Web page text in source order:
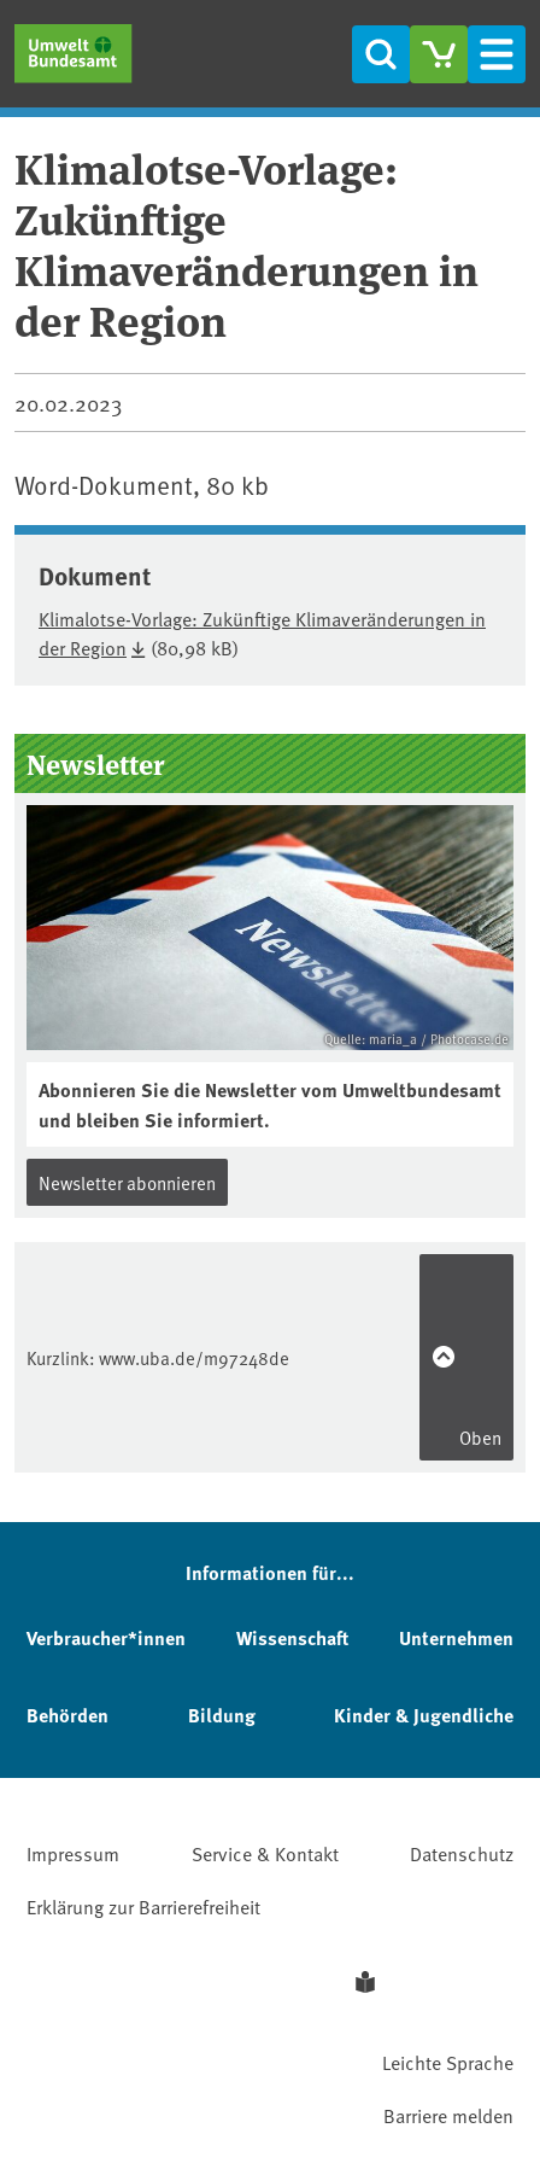
Suche
Klimalotse-Vorlage:
Zukünftige
Klimaveränderungen in
der Region
20.02.2023
Word-Dokument, 80 kb
Dokument
Klimalotse-Vorlage: Zukünftige Klimaveränderungen in
der Region
(80,98 kB)
Seitenleiste
Newsletter
Quelle: maria_a / Photocase.de
Abonnieren Sie die Newsletter vom Umweltbundesamt
und bleiben Sie informiert.
Newsletter abonnieren
Kurzlink: www.uba.de/m97248de
Oben
Informationen für...
Verbraucher*innen Wissenschaft Unternehmen
Behörden Bildung Kinder & Jugendliche
Impressum Service & Kontakt
Datenschutz
Erklärung zur Barrierefreiheit
Leichte Sprache
Barriere melden